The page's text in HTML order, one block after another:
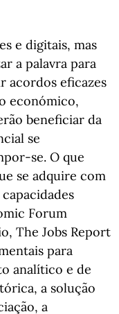
e digitais, mas
a palavra para
acordos eficazes
económico,
beneficiar da
se
se. O que
se adquire com
Forum
The Jobs Report
para
analítico e de
a solução
a